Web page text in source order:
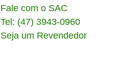
Fale com o SAC
Tel: (47) 3943-0960
Seja um Revendedor